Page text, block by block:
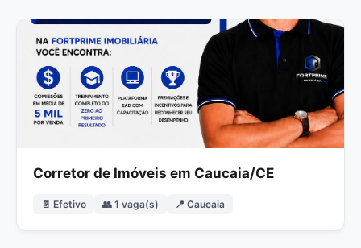
Corretor de Imóveis em Caucaia/CE
📄 Efetivo 👥 1 vaga(s) 📍 Caucaia